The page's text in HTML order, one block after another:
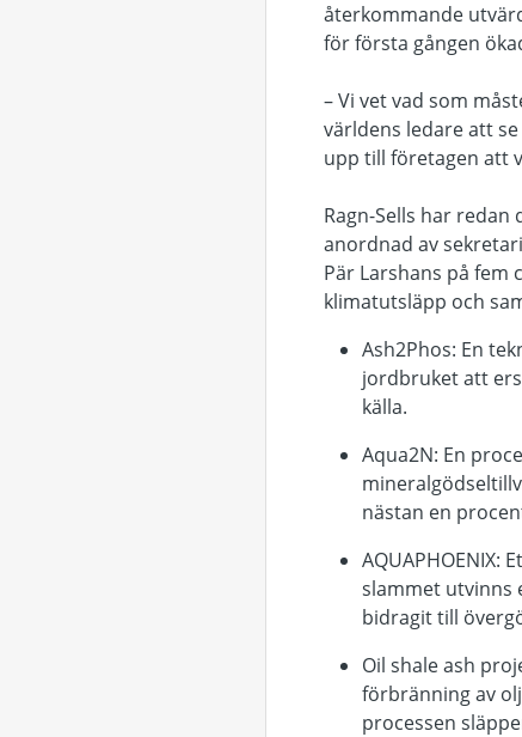
återkommande
för första gången
– Vi vet vad som
världens ledare att
upp till företagen att
Ragn-Sells har
anordnad av
Pär Larshans på fem
klimatutsläpp och
Ash2Phos: En
jordbruket att
källa.
Aqua2N: En
nästan en
AQUAPHOENIX:
slammet utvinns
bidragit till
Oil shale ash
förbränning av
processen